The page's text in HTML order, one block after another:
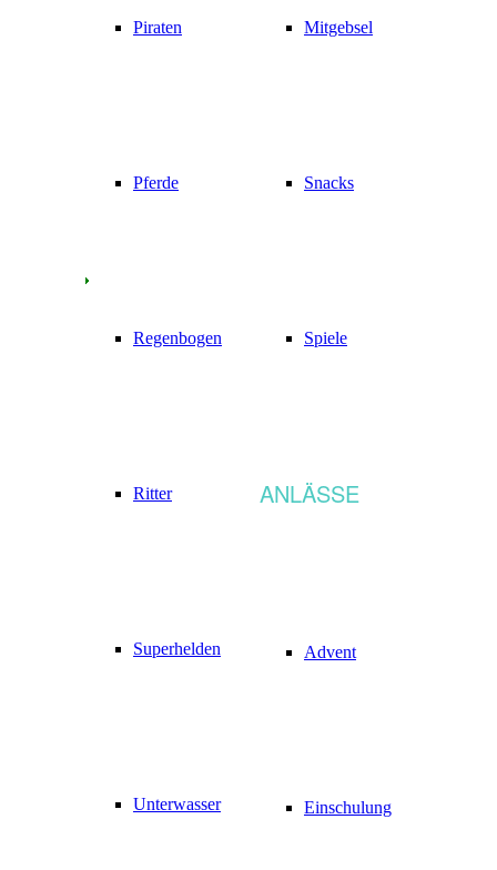
Piraten
Pferde
Regenbogen
Ritter
Superhelden
Unterwasser
Mitgebsel
Snacks
Spiele
ANLÄSSE
Advent
Einschulung